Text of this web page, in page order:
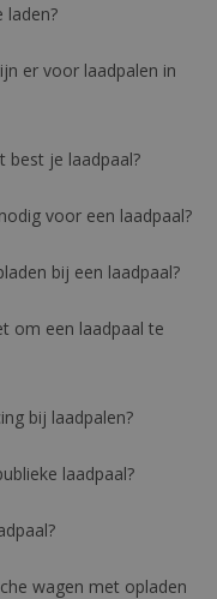
laden?
er voor laadpalen in
best je laadpaal?
voor een laadpaal?
bij een laadpaal?
om een laadpaal te
bij laadpalen?
laadpaal?
wagen met opladen